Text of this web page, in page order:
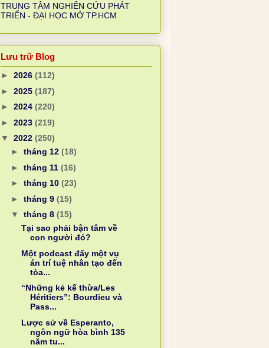
TRUNG TÂM NGHIÊN CỨU PHÁT
TRIỂN - ĐẠI HỌC MỞ TP.HCM
Lưu trữ Blog
► 2026 (112)
► 2025 (187)
► 2024 (220)
► 2023 (219)
▼ 2022 (250)
► tháng 12 (18)
► tháng 11 (16)
► tháng 10 (23)
► tháng 9 (15)
▼ tháng 8 (15)
Tại sao phải bận tâm về
con người đỏ?
Một podcast đẩy một vụ
án trí tuệ nhân tạo đến
tòa...
“Những kẻ kế thừa/Les
Héritiers”: Bourdieu và
Pass...
Lược sử về Esperanto,
ngôn ngữ hòa bình 135
năm tu...